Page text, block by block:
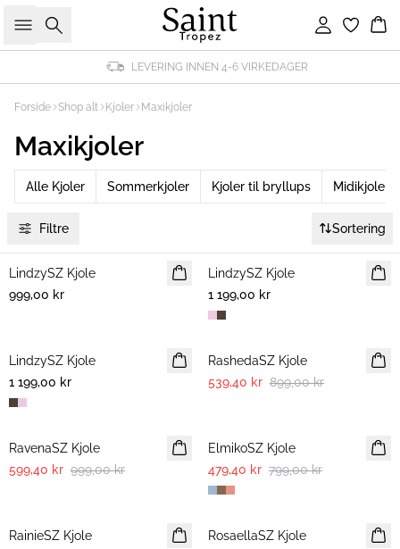
Søk Logg inn
LEVERING INNEN 4-6 VIRKEDAGER
Forside Shop alt Kjoler Maxikjoler
Maxikjoler
Alle Kjoler Sommerkjoler Kjoler til bryllups Midikjoler
Filtre Sortering
NYHET
LindzySZ Kjole
999,00 kr
NYHET
LindzySZ Kjole
1 199,00 kr
NYHET
LindzySZ Kjole
1 199,00 kr
-40%
RashedaSZ Kjole
539,40 kr 899,00 kr
-40%
RavenaSZ Kjole
599,40 kr 999,00 kr
ElmikoSZ Kjole
479,40 kr 799,00 kr
RainieSZ Kjole
-40%
RosaellaSZ Kjole